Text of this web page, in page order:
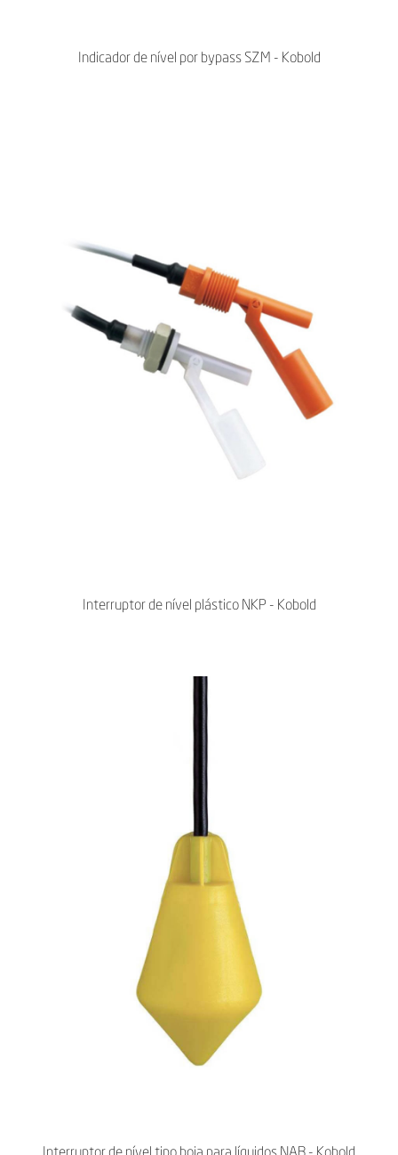
Indicador de nível por bypass SZM - Kobold
Interruptor de nível plástico NKP - Kobold
Interruptor de nível tipo boia para líquidos NAB - Kobold